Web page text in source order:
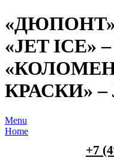
«JET
КРАСКИ»
Menu
Home
+7